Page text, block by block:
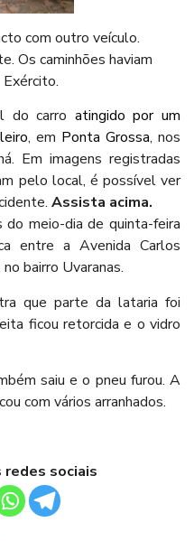
com outro veículo.
Os caminhões haviam
do carro atingido por um
, em Ponta Grossa, nos
Em imagens registradas
pelo local, é possível ver
Assista acima.
meio-dia de quinta-feira
entre a Avenida Carlos
bairro Uvaranas.
que parte da lataria foi
ficou retorcida e o vidro
saiu e o pneu furou. A
com vários arranhados.
redes sociais